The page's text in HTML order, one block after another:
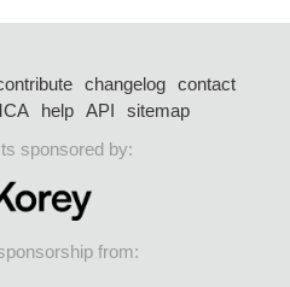
changelog
contact
help API
sitemap
sponsored by:
from: